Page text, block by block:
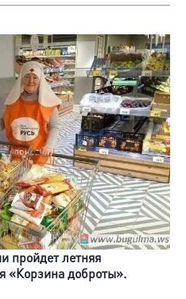
пройдет летняя
«Корзина доброты».